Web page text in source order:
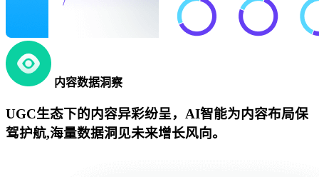
内容数据洞察
UGC生态下的内容异彩纷呈，AI智能为内容布局保
驾护航,海量数据洞见未来增长风向。